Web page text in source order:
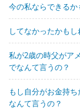
今の私ならできる
してなかったかも
私が2歳の時父がア
でなんて言うの？
もし自分がお金持
なんて言うの？